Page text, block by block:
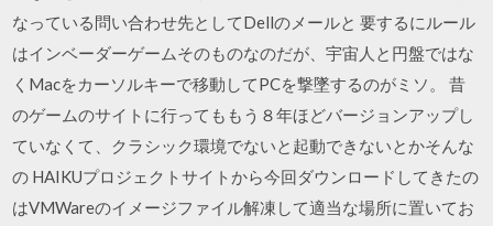
なっている問い合わせ先としてDellのメールと 要するにルール
はインベーダーゲームそのものなのだが、宇宙人と円盤ではな
くMacをカーソルキーで移動してPCを撃墜するのがミソ。 昔
のゲームのサイトに行ってももう８年ほどバージョンアップし
ていなくて、クラシック環境でないと起動できないとかそんな
の HAIKUプロジェクトサイトから今回ダウンロードしてきたの
はVMWareのイメージファイル解凍して適当な場所に置いてお